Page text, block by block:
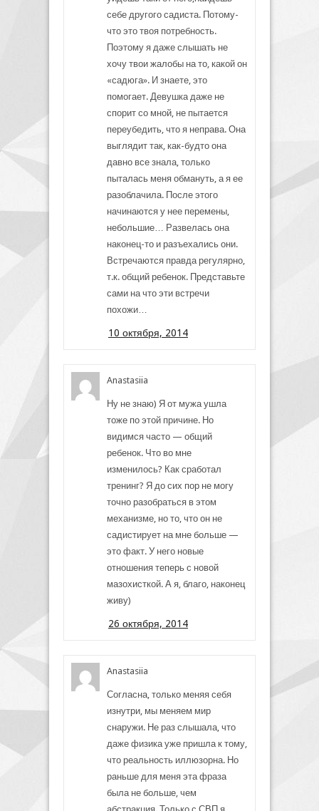
себе другого садиста. Потому-
что это твоя потребность.
Поэтому я даже слышать не
хочу твои жалобы на то, какой он
«садюга». И знаете, это
помогает. Девушка даже не
спорит со мной, не пытается
переубедить, что я неправа. Она
выглядит так, как-будто она
давно все знала, только
пыталась меня обмануть, а я ее
разоблачила. После этого
начинаются у нее перемены,
небольшие… Развелась она
наконец-то и разъехались они.
Встречаются правда регулярно,
т.к. общий ребенок. Представьте
сами на что эти встречи
похожи…
10 октября, 2014
Anastasiia
Ну не знаю) Я от мужа ушла
тоже по этой причине. Но
видимся часто — общий
ребенок. Что во мне
изменилось? Как сработал
тренинг? Я до сих пор не могу
точно разобраться в этом
механизме, но то, что он не
садистирует на мне больше —
это факт. У него новые
отношения теперь с новой
мазохисткой. А я, благо, наконец
живу)
26 октября, 2014
Anastasiia
Согласна, только меняя себя
изнутри, мы меняем мир
снаружи. Не раз слышала, что
даже физика уже пришла к тому,
что реальность иллюзорна. Но
раньше для меня эта фраза
была не больше, чем